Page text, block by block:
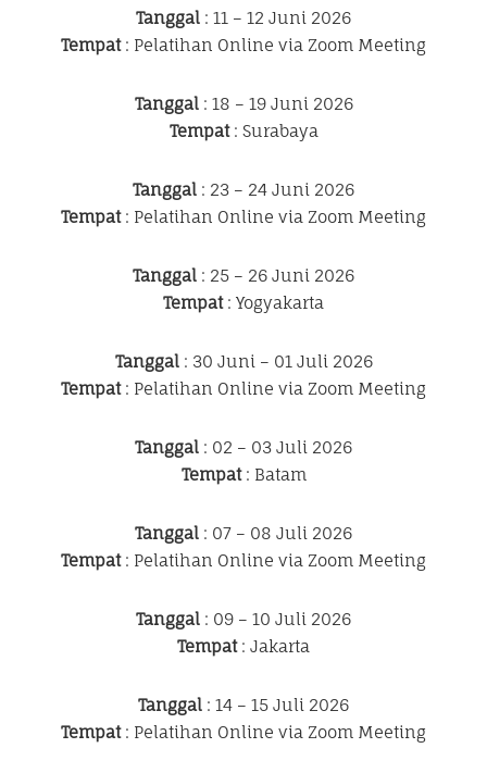
Tanggal : 11 – 12 Juni 2026
Tempat: Pelatihan Online via Zoom Meeting
Tanggal: 18 – 19 Juni 2026
Tempat: Surabaya
Tanggal : 23 – 24 Juni 2026
Tempat: Pelatihan Online via Zoom Meeting
Tanggal : 25 – 26 Juni 2026
Tempat: Yogyakarta
Tanggal: 30 Juni – 01 Juli 2026
Tempat: Pelatihan Online via Zoom Meeting
Tanggal : 02 – 03 Juli 2026
Tempat: Batam
Tanggal : 07 – 08 Juli 2026
Tempat: Pelatihan Online via Zoom Meeting
Tanggal : 09 – 10 Juli 2026
Tempat: Jakarta
Tanggal : 14 – 15 Juli 2026
Tempat: Pelatihan Online via Zoom Meeting